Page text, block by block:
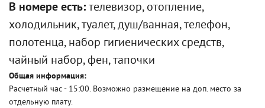
В номере есть: телевизор, отопление,
холодильник, туалет, душ/ванная, телефон,
полотенца, набор гигиенических средств,
чайный набор, фен, тапочки
Общая информация:
Расчетный час - 15:00. Возможно размещение на доп. место за
отдельную плату.